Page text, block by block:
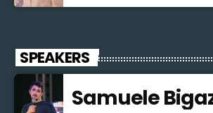
SPEAKERS
Samuele